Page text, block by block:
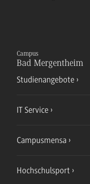
Campus
Bad Mergentheim
Studienangebote
IT Service
Campusmensa
Hochschulsport